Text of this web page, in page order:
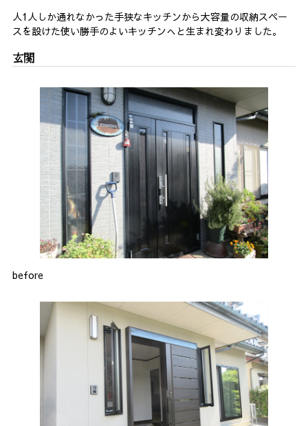
人1人しか通れなかった手狭なキッチンから大容量の収納スペー
スを設けた使い勝手のよいキッチンへと生まれ変わりました。
玄関
before